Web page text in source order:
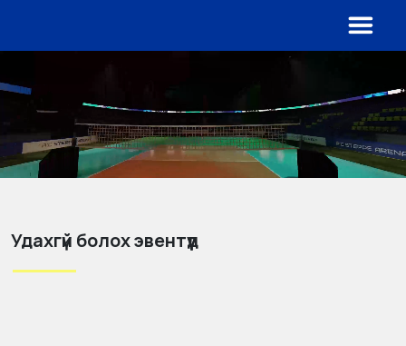
Удахгүй болох эвентүүд